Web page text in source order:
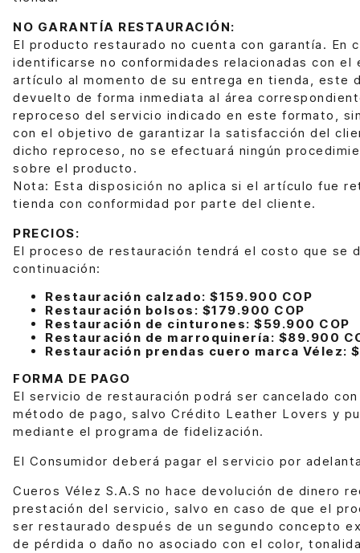
NO GARANTÍA RESTAURACIÓN:
El producto restaurado no cuenta con garantía. En
identificarse no conformidades relacionadas con el
artículo al momento de su entrega en tienda, este
devuelto de forma inmediata al área
reproceso del servicio indicado en este formato,
con el objetivo de garantizar la satisfacción del
dicho reproceso, no se efectuará ningún
sobre el producto.
Nota: Esta disposición no aplica si el artículo fue
tienda con conformidad por parte del cliente.
PRECIOS:
El proceso de restauración tendrá el costo que se
continuación:
Restauración calzado: $159.900 COP
Restauración bolsos: $179.900 COP
Restauración de cinturones: $59.900 COP
Restauración de marroquinería: $89.900
Restauración prendas cuero marca Vélez:
FORMA DE PAGO
El servicio de restauración podrá ser cancelado
método de pago, salvo Crédito Leather Lovers y
mediante el programa de fidelización.
El Consumidor deberá pagar el servicio por
Cueros Vélez S.A.S no hace devolución de dinero
prestación del servicio, salvo en caso de que el
ser restaurado después de un segundo concepto
de pérdida o daño no asociado con el color,